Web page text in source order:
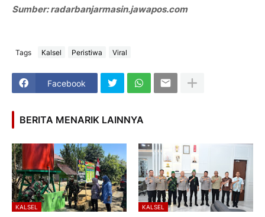
Sumber: radarbanjarmasin.jawapos.com
Tags Kalsel Peristiwa Viral
Facebook
BERITA MENARIK LAINNYA
KALSEL KALSEL